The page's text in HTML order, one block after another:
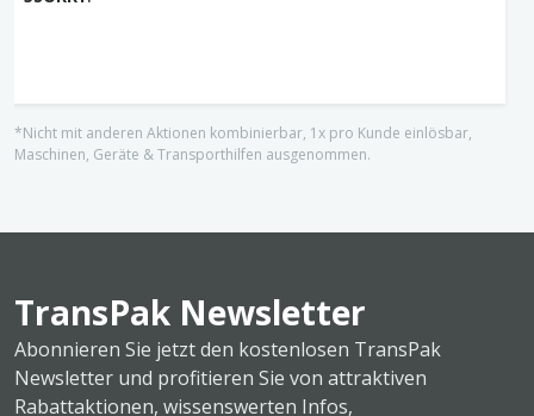
*Nicht mit anderen Aktionen kombinierbar, 1x pro Kunde einlösbar,
Maschinen, Geräte & Transporthilfen ausgenommen.
TransPak Newsletter
Abonnieren Sie jetzt den kostenlosen TransPak
Newsletter und profitieren Sie von attraktiven
Rabattaktionen, wissenswerten Infos,